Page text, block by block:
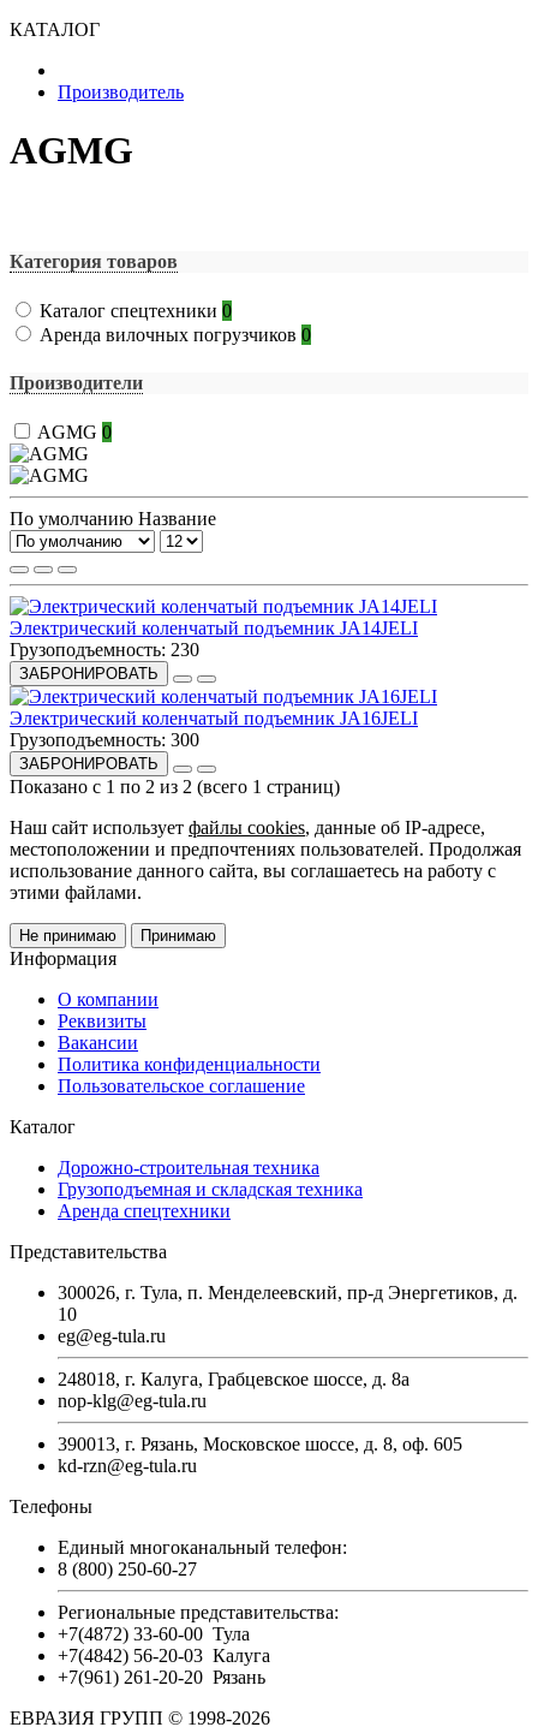
КАТАЛОГ
Производитель
AGMG
Категория товаров
Каталог спецтехники 0
Аренда вилочных погрузчиков 0
Производители
AGMG 0
По умолчанию Название
Электрический коленчатый подъемник JA14JELI
Грузоподъемность: 230
ЗАБРОНИРОВАТЬ
Электрический коленчатый подъемник JA16JELI
Грузоподъемность: 300
ЗАБРОНИРОВАТЬ
Показано с 1 по 2 из 2 (всего 1 страниц)
Наш сайт использует файлы cookies, данные об IP-адресе,
местоположении и предпочтениях пользователей. Продолжая
использование данного сайта, вы соглашаетесь на работу с
этими файлами.
Не принимаю Принимаю
Информация
О компании
Реквизиты
Вакансии
Политика конфиденциальности
Пользовательское соглашение
Каталог
Дорожно-строительная техника
Грузоподъемная и складская техника
Аренда спецтехники
Представительства
300026, г. Тула, п. Менделеевский, пр-д Энергетиков, д.
10
eg@eg-tula.ru
248018, г. Калуга, Грабцевское шоссе, д. 8а
nop-klg@eg-tula.ru
390013, г. Рязань, Московское шоссе, д. 8, оф. 605
kd-rzn@eg-tula.ru
Телефоны
Единый многоканальный телефон:
8 (800) 250-60-27
Региональные представительства:
+7(4872) 33-60-00 Тула
+7(4842) 56-20-03 Калуга
+7(961) 261-20-20 Рязань
ЕВРАЗИЯ ГРУПП © 1998-2026